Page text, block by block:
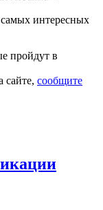
интересных
пройдут в
сайте, сообщите